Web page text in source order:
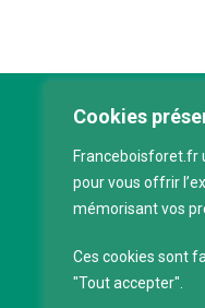
Cookies
Franceboisforet.fr
pour vous offrir
mémorisant vos
Ces cookies sont
"Tout accepter".